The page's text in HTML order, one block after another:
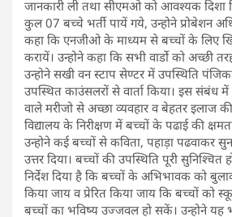
जानकारी ली तथा सीएमओ को आवश्यक दिशा
कुल 07 बच्चे भर्ती पायें गये, उन्होने प्रोबेशन
कहा कि एनजीओ के माध्यम से बच्चों के लिए
करायें। उन्होने कहा कि सभी वार्डो को अच्छी
उन्होने सखी वन स्टाप सेण्टर में उपस्थिति
उपस्थित काउंसलरों से वार्ता किया। इस संबंध
वाले मरीजो से अच्छा व्यवहार व बेहतर इलाज की
विद्यालय के निरीक्षण में बच्चों के पढाई की
उन्होने कई बच्चों से कविता, पहाड़ा पढवाकर
उत्तर दिया। बच्चों की उपस्थिति पूरी
निर्देश दिया है कि बच्चों के अभिभावक को
किया जाय व प्रेरित किया जाय कि बच्चों
बच्चों का भविष्य उज्जवल हो सकें। उन्होने यह